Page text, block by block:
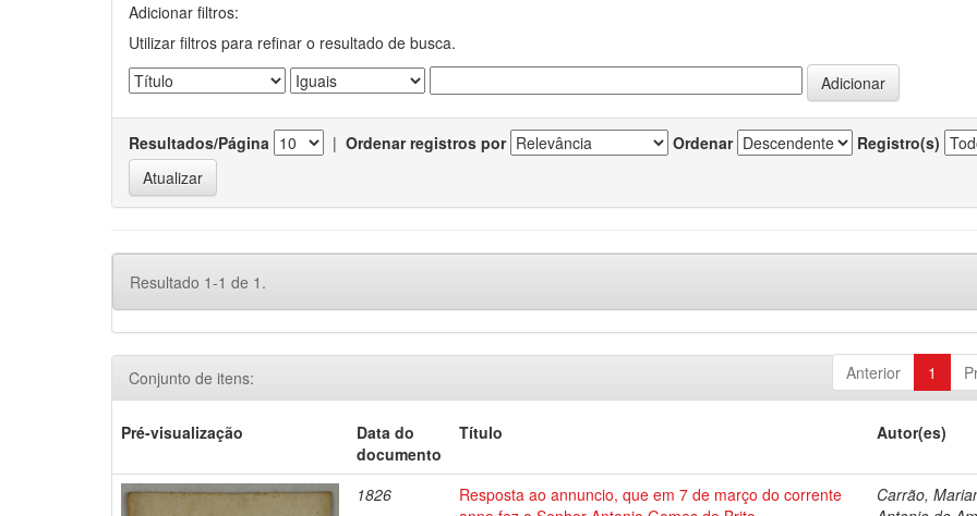
Adicionar filtros:
Utilizar filtros para refinar o resultado de busca.
Resultados/Página | Ordenar registros por Ordenar Registro(s)
Resultado 1-1 de 1.
Anterior 1
Conjunto de itens:
Pré-visualização
Data do
documento
Título Autor(es)
1826
Resposta ao annuncio, que em 7 de março do corrente
Carrão,